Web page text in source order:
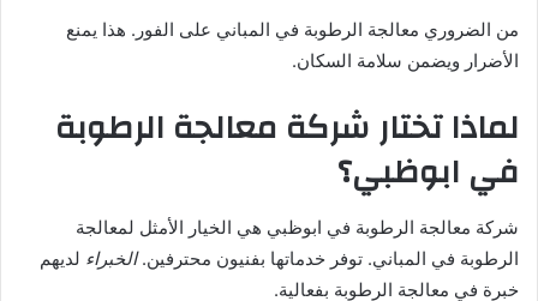
من الضروري معالجة الرطوبة في المباني على الفور. هذا يمنع
الأضرار ويضمن سلامة السكان.
لماذا تختار شركة معالجة الرطوبة
في ابوظبي؟
شركة معالجة الرطوبة في ابوظبي هي الخيار الأمثل لمعالجة
الرطوبة في المباني. توفر خدماتها بفنيون محترفين.الخبراء لديهم
خبرة في معالجة الرطوبة بفعالية.